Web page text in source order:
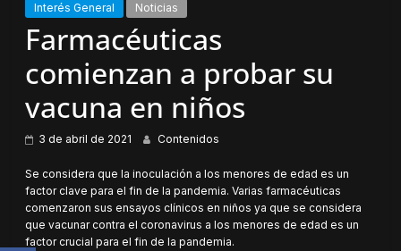
Interés General Noticias
Farmacéuticas
comienzan a probar su
vacuna en niños
3 de abril de 2021 Contenidos
Se considera que la inoculación a los menores de edad es un
factor clave para el fin de la pandemia. Varias farmacéuticas
comenzaron sus ensayos clínicos en niños ya que se considera
que vacunar contra el coronavirus a los menores de edad es un
factor crucial para el fin de la pandemia.